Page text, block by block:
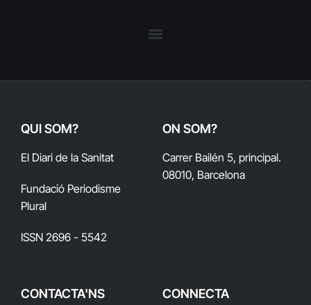
QUI SOM?
El Diari de la Sanitat
Fundació Periodisme
Plural
ISSN 2696 - 5542
ON SOM?
Carrer Bailén 5, principal.
08010, Barcelona
CONTACTA'NS CONNECTA